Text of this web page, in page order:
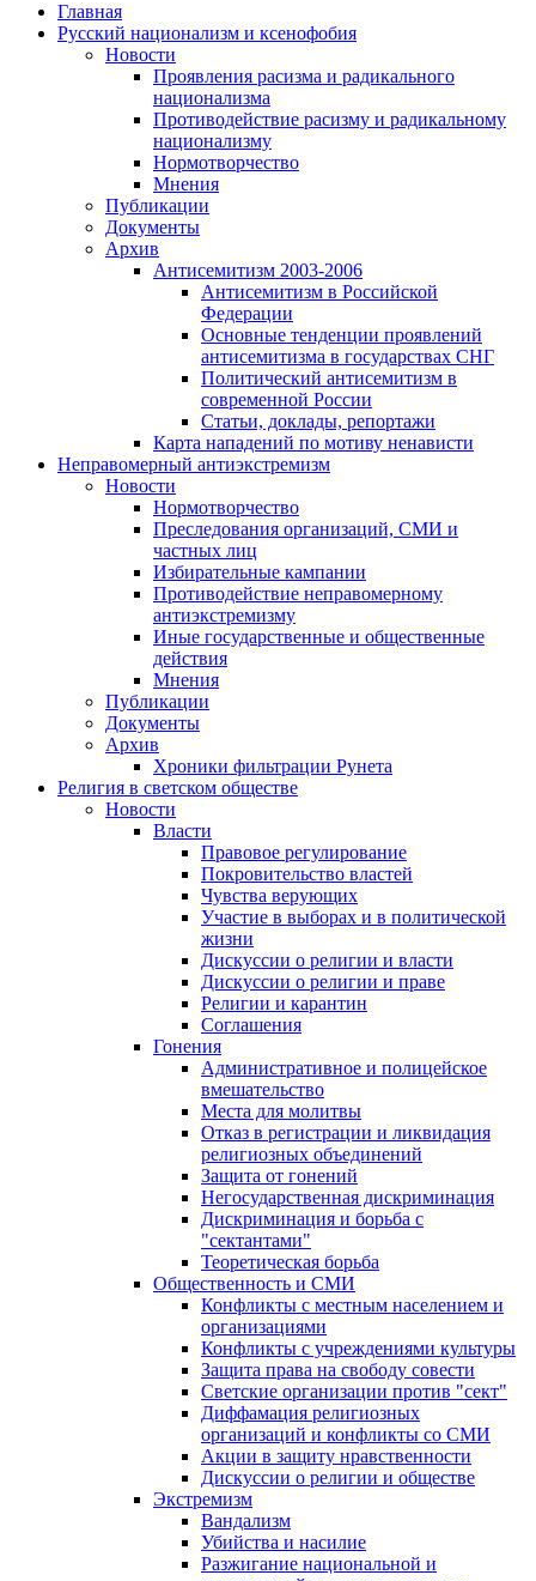
Главная
Русский национализм и ксенофобия
Новости
Проявления расизма и радикального
национализма
Противодействие расизму и радикальному
национализму
Нормотворчество
Мнения
Публикации
Документы
Архив
Антисемитизм 2003-2006
Антисемитизм в Российской
Федерации
Основные тенденции проявлений
антисемитизма в государствах СНГ
Политический антисемитизм в
современной России
Статьи, доклады, репортажи
Карта нападений по мотиву ненависти
Неправомерный антиэкстремизм
Новости
Нормотворчество
Преследования организаций, СМИ и
частных лиц
Избирательные кампании
Противодействие неправомерному
антиэкстремизму
Иные государственные и общественные
действия
Мнения
Публикации
Документы
Архив
Хроники фильтрации Рунета
Религия в светском обществе
Новости
Власти
Правовое регулирование
Покровительство властей
Чувства верующих
Участие в выборах и в политической
жизни
Дискуссии о религии и власти
Дискуссии о религии и праве
Религии и карантин
Соглашения
Гонения
Административное и полицейское
вмешательство
Места для молитвы
Отказ в регистрации и ликвидация
религиозных объединений
Защита от гонений
Негосударственная дискриминация
Дискриминация и борьба с
"сектантами"
Теоретическая борьба
Общественность и СМИ
Конфликты с местным населением и
организациями
Конфликты с учреждениями культуры
Защита права на свободу совести
Светские организации против "сект"
Диффамация религиозных
организаций и конфликты со СМИ
Акции в защиту нравственности
Дискуссии о религии и обществе
Экстремизм
Вандализм
Убийства и насилие
Разжигание национальной и